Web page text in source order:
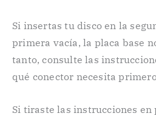
Si insertas tu disco en la
primera vacía, la placa base
tanto, consulte las
qué conector necesita
Si tiraste las instrucciones en